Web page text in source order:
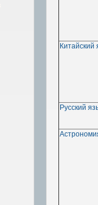
Китайский
Русский